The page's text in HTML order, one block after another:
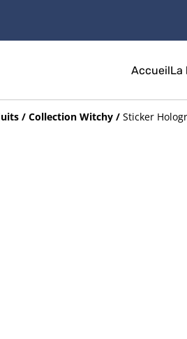
AccueilLa
/ Collection Witchy / Sticker